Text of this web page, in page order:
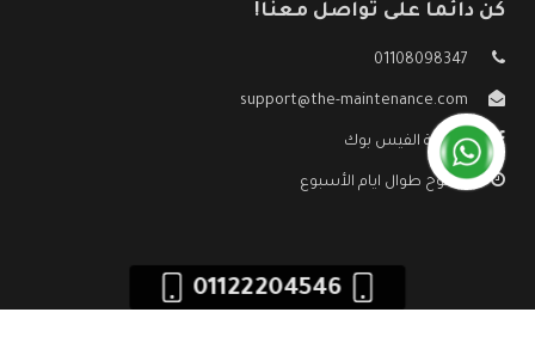
كن دائما على تواصل معنا!
01108098347
support@the-maintenance.com
صفحة الفيس بوك
مفتوح طوال ايام الأسبوع
01122204546